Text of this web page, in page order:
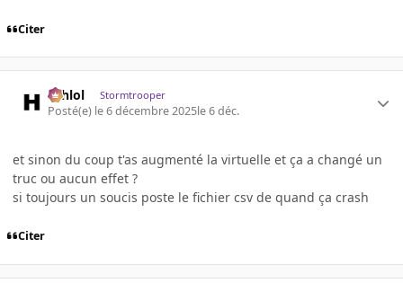
Citer
ashlol Stormtrooper
Posté(e) le 6 décembre 2025le 6 déc.
et sinon du coup t'as augmenté la virtuelle et ça a changé un
truc ou aucun effet ?
si toujours un soucis poste le fichier csv de quand ça crash
Citer